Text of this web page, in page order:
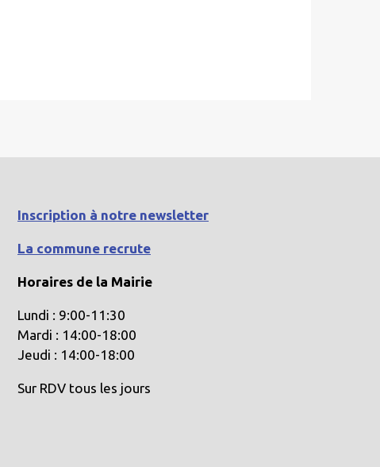
Inscription à notre newsletter
La commune recrute
Horaires de la Mairie
Lundi : 9:00-11:30
Mardi : 14:00-18:00
Jeudi : 14:00-18:00
Sur RDV tous les jours